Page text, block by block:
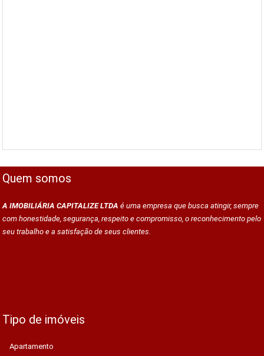
Quem somos
A IMOBILIÁRIA CAPITALIZE LTDA é uma empresa que busca atingir, sempre
com honestidade, segurança, respeito e compromisso, o reconhecimento pelo
seu trabalho e a satisfação de seus clientes.
Tipo de imóveis
Apartamento